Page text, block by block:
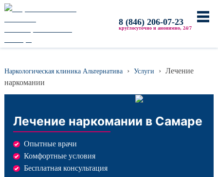
8 (846) 206-07-23
круглосуточно и анонимно, 24/7
Главная
Лечение алкоголима
Вызов нарколога на дом
Лечение наркомании
Лечение игромании
Реабилитация наркозависимых
Реабилитация алкоголиков
Наркологическая клиника Альтернатива › Услуги › Лечение
наркомании
Лечение наркомании в Самаре
Опытные врачи
Комфортные условия
Бесплатная консультация